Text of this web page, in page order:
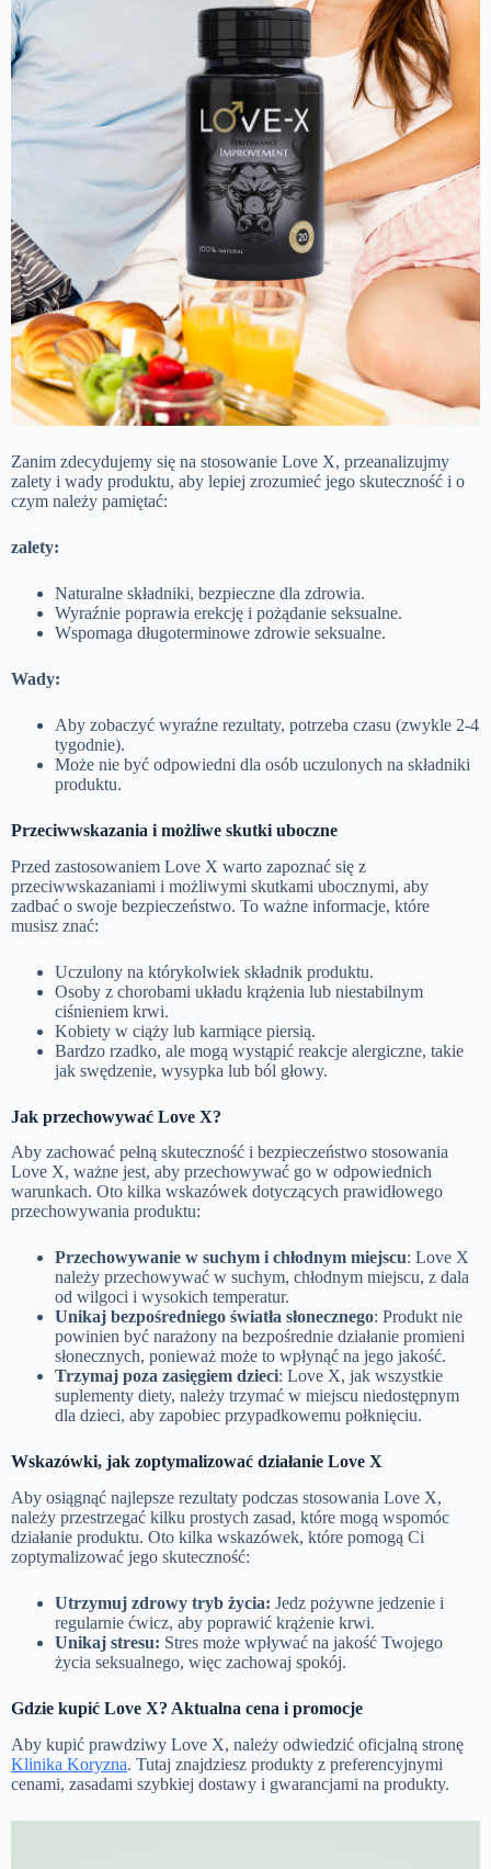
Zanim zdecydujemy się na stosowanie Love X, przeanalizujmy
zalety i wady produktu, aby lepiej zrozumieć jego skuteczność i o
czym należy pamiętać:
zalety:
Naturalne składniki, bezpieczne dla zdrowia.
Wyraźnie poprawia erekcję i pożądanie seksualne.
Wspomaga długoterminowe zdrowie seksualne.
Wady:
Aby zobaczyć wyraźne rezultaty, potrzeba czasu (zwykle 2-4
tygodnie).
Może nie być odpowiedni dla osób uczulonych na składniki
produktu.
Przeciwwskazania i możliwe skutki uboczne
Przed zastosowaniem Love X warto zapoznać się z
przeciwwskazaniami i możliwymi skutkami ubocznymi, aby
zadbać o swoje bezpieczeństwo. To ważne informacje, które
musisz znać:
Uczulony na którykolwiek składnik produktu.
Osoby z chorobami układu krążenia lub niestabilnym
ciśnieniem krwi.
Kobiety w ciąży lub karmiące piersią.
Bardzo rzadko, ale mogą wystąpić reakcje alergiczne, takie
jak swędzenie, wysypka lub ból głowy.
Jak przechowywać Love X?
Aby zachować pełną skuteczność i bezpieczeństwo stosowania
Love X, ważne jest, aby przechowywać go w odpowiednich
warunkach. Oto kilka wskazówek dotyczących prawidłowego
przechowywania produktu:
Przechowywanie w suchym i chłodnym miejscu: Love X
należy przechowywać w suchym, chłodnym miejscu, z dala
od wilgoci i wysokich temperatur.
Unikaj bezpośredniego światła słonecznego: Produkt nie
powinien być narażony na bezpośrednie działanie promieni
słonecznych, ponieważ może to wpłynąć na jego jakość.
Trzymaj poza zasięgiem dzieci: Love X, jak wszystkie
suplementy diety, należy trzymać w miejscu niedostępnym
dla dzieci, aby zapobiec przypadkowemu połknięciu.
Wskazówki, jak zoptymalizować działanie Love X
Aby osiągnąć najlepsze rezultaty podczas stosowania Love X,
należy przestrzegać kilku prostych zasad, które mogą wspomóc
działanie produktu. Oto kilka wskazówek, które pomogą Ci
zoptymalizować jego skuteczność:
Utrzymuj zdrowy tryb życia: Jedz pożywne jedzenie i
regularnie ćwicz, aby poprawić krążenie krwi.
Unikaj stresu: Stres może wpływać na jakość Twojego
życia seksualnego, więc zachowaj spokój.
Gdzie kupić Love X? Aktualna cena i promocje
Aby kupić prawdziwy Love X, należy odwiedzić oficjalną stronę
Klinika Koryzna. Tutaj znajdziesz produkty z preferencyjnymi
cenami, zasadami szybkiej dostawy i gwarancjami na produkty.